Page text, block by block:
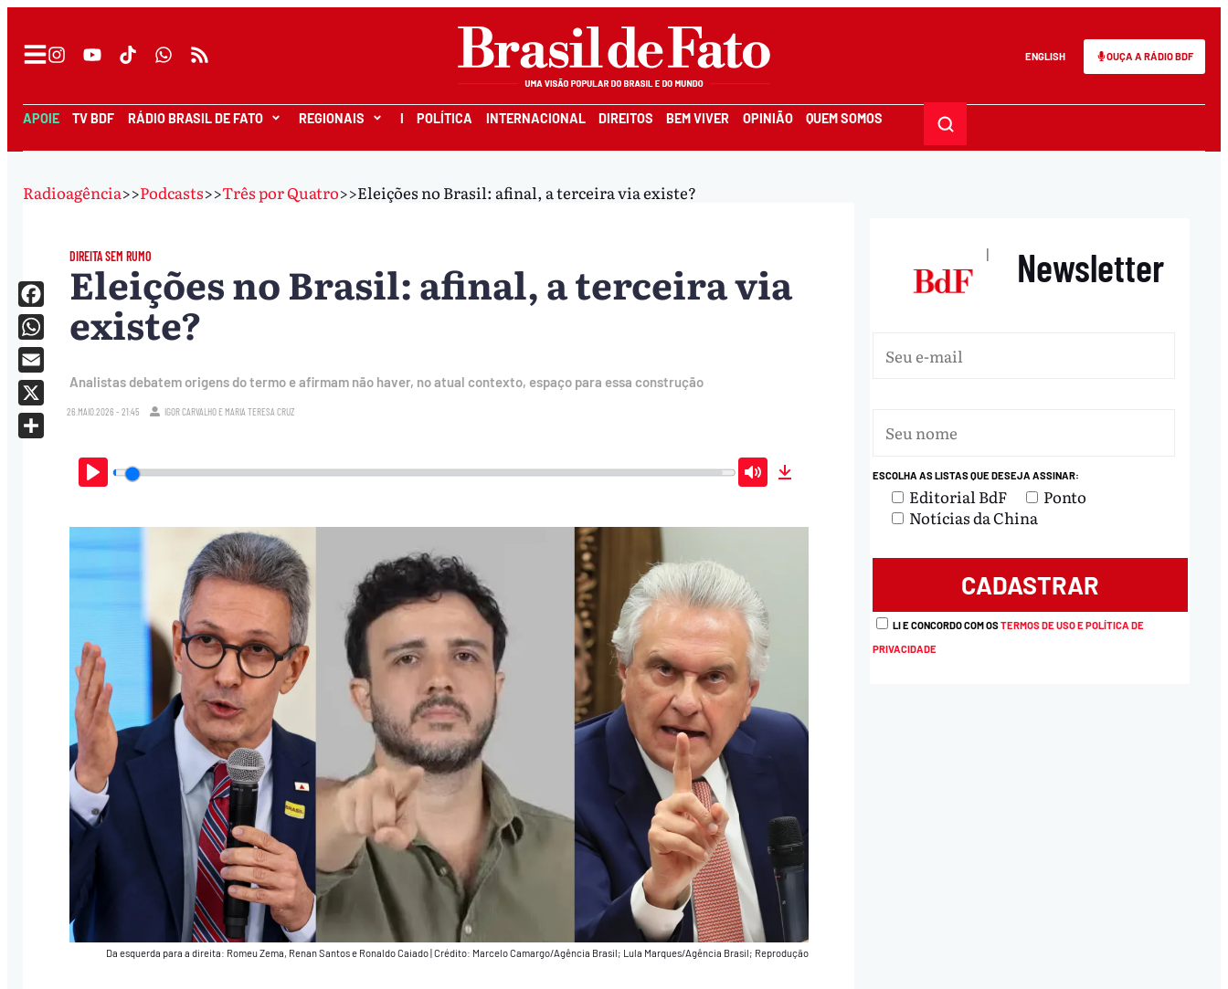
ENGLISH OUÇA A RÁDIO BDF
APOIE TV BDF RÁDIO BRASIL DE FATO REGIONAIS I POLÍTICA INTERNACIONAL DIREITOS BEM VIVER OPINIÃO QUEM SOMOS
Radioagência>>Podcasts>>Três por Quatro>>Eleições no Brasil: afinal, a terceira via existe?
DIREITA SEM RUMO
Eleições no Brasil: afinal, a terceira via
existe?
Analistas debatem origens do termo e afirmam não haver, no atual contexto, espaço para essa construção
26.MAIO.2026 - 21:45 IGOR CARVALHO E MARIA TERESA CRUZ
Play Mute
Da esquerda para a direita: Romeu Zema, Renan Santos e Ronaldo Caiado|Crédito: Marcelo Camargo/Agência Brasil; Lula Marques/Agência Brasil; Reprodução
Facebook
WhatsApp
Email
X
| Newsletter
ESCOLHA AS LISTAS QUE DESEJA ASSINAR:
Editorial BdF
Ponto
Notícias da China
LI E CONCORDO COM OSTERMOS DE USO E POLÍTICA DE
PRIVACIDADE